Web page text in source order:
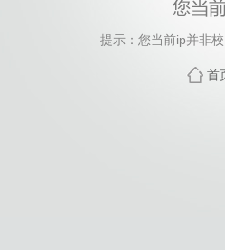
提示：您当前ip并非
首